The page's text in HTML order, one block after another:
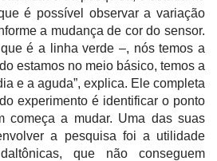
é possível observar a variação
a mudança de cor do sensor.
é a linha verde –, nós temos a
estamos no meio básico, temos a
e a aguda”, explica. Ele completa
experimento é identificar o ponto
começa a mudar. Uma das suas
a pesquisa foi a utilidade
que não conseguem